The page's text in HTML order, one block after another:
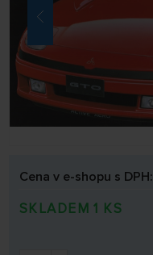
Cena v e-shopu s DPH:
SKLADEM 1 KS